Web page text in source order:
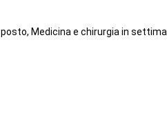
Medicina e chirurgia in settima